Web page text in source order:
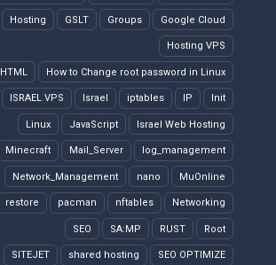
Google Cloud
Groups
GSLT
Hosting
Hosting VPS
How to Change root password in Linux
HTML
Init
IP
iptables
Israel
ISRAEL VPS
Israel Web Hosting
JavaScript
Linux
log_management
Mail_Server
Minecraft
MuOnline
nano
Network_Management
Networking
nftables
pacman
restore
Root
RUST
SA:MP
SEO
SEO OPTIMIZE
shared hosting
SITEJET